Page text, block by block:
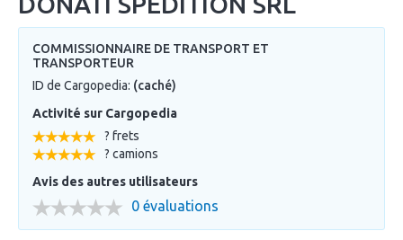
COMMISSIONNAIRE DE TRANSPORT ET
TRANSPORTEUR
ID de Cargopedia: (caché)
Activité sur Cargopedia
? frets
? camions
Avis des autres utilisateurs
0 évaluations